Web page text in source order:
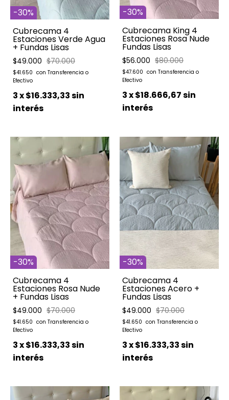
-30%
Cubrecama 4
Estaciones Verde Agua
+ Fundas Lisas
$49.000 $70.000
$41.650
3x$16.333,33sin
interés
-30%
Cubrecama King 4
Estaciones Rosa Nude
Fundas Lisas
$56.000 $80.000
$47.600
3x$18.666,67sin
interés
-30%
Cubrecama 4
Estaciones Rosa Nude
+ Fundas Lisas
$49.000 $70.000
$41.650
3x$16.333,33sin
interés
-30%
Cubrecama 4
Estaciones Acero +
Fundas Lisas
$49.000 $70.000
$41.650
3x$16.333,33sin
interés